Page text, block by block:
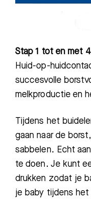
Stap 1 tot en met 4
Huid-op-
succesvolle
melkproductie en
Tijdens het
gaan naar de
sabbelen. Echt
te doen. Je kunt
drukken zodat je
je baby tijdens het